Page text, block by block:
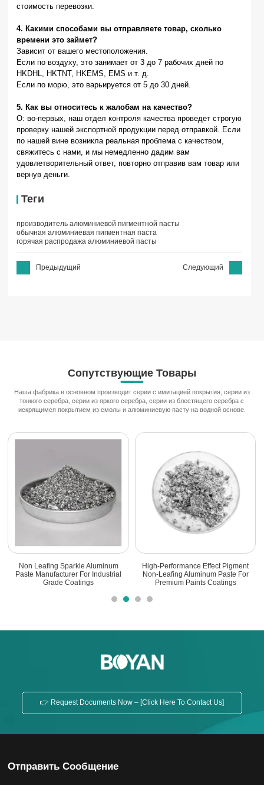
стоимость перевозки.
4. Какими способами вы отправляете товар, сколько
времени это займет?
Зависит от вашего местоположения.
Если по воздуху, это занимает от 3 до 7 рабочих дней по
HKDHL, HKTNT, HKEMS, EMS и т. д.
Если по морю, это варьируется от 5 до 30 дней.
5. Как вы относитесь к жалобам на качество?
О: во-первых, наш отдел контроля качества проведет строгую
проверку нашей экспортной продукции перед отправкой. Если
по нашей вине возникла реальная проблема с качеством,
свяжитесь с нами, и мы немедленно дадим вам
удовлетворительный ответ, повторно отправив вам товар или
вернув деньги.
Теги
производитель алюминиевой пигментной пасты
обычная алюминиевая пигментная паста
горячая распродажа алюминиевой пасты
Предыдущий Следующий
Сопутствующие Товары
Наша фабрика в основном производит серии с имитацией покрытия, серии из
тонкого серебра, серии из яркого серебра, серии из блестящего серебра с
искрящимся покрытием из смолы и алюминиевую пасту на водной основе.
Non-Leafing Aluminum Paste -
High-Performance Metallic
Pigments
High Quality Non-Leafing Aluminum
Paste For Marine Bottom Paint
👉 Request Documents Now – [Click Here To Contact Us]
Отправить Сообщение